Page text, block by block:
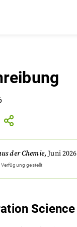
der Chemie,Juni 2026
gestellt
Science